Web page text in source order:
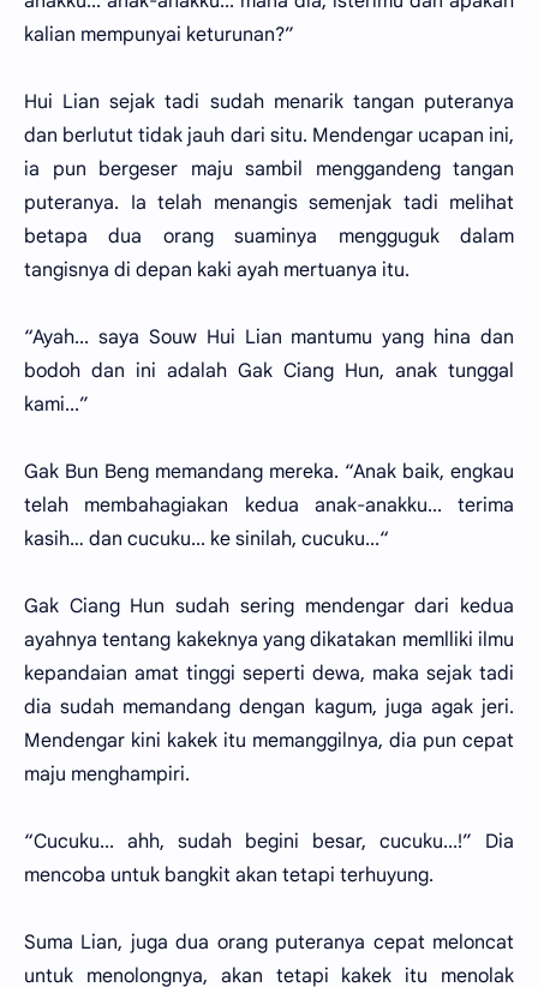
kalian mempunyai keturunan?”
Hui Lian sejak tadi sudah menarik tangan puteranya
dan berlutut tidak jauh dari situ. Mendengar ucapan ini,
ia pun bergeser maju sambil menggandeng tangan
puteranya. Ia telah menangis semenjak tadi melihat
betapa dua orang suaminya mengguguk dalam
tangisnya di depan kaki ayah mertuanya itu.
“Ayah... saya Souw Hui Lian mantumu yang hina dan
bodoh dan ini adalah Gak Ciang Hun, anak tunggal
kami...”
Gak Bun Beng memandang mereka. “Anak baik, engkau
telah membahagiakan kedua anak-anakku... terima
kasih… dan cucuku... ke sinilah, cucuku...“
Gak Ciang Hun sudah sering mendengar dari kedua
ayahnya tentang kakeknya yang dikatakan memlliki ilmu
kepandaian amat tinggi seperti dewa, maka sejak tadi
dia sudah memandang dengan kagum, juga agak jeri.
Mendengar kini kakek itu memanggilnya, dia pun cepat
maju menghampiri.
“Cucuku... ahh, sudah begini besar, cucuku...!” Dia
mencoba untuk bangkit akan tetapi terhuyung.
Suma Lian, juga dua orang puteranya cepat meloncat
untuk menolongnya, akan tetapi kakek itu menolak